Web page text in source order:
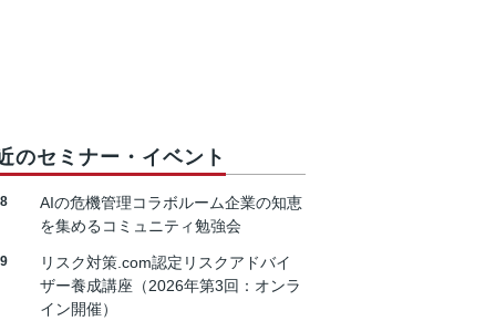
のセミナー・イベント
AIの危機管理コラボルーム企業の知恵
を集めるコミュニティ勉強会
リスク対策.com認定リスクアドバイ
ザー養成講座（2026年第3回：オンラ
イン開催）